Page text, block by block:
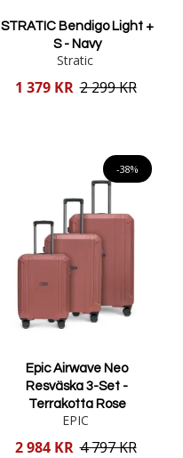
STRATIC Bendigo Light +
S - Navy
Stratic
Reducerat
1 379 KR 2 299 KR
-38%
Epic Airwave Neo
Resväska 3-Set -
Terrakotta Rose
EPIC
Reducerat
2 984 KR 4 797 KR